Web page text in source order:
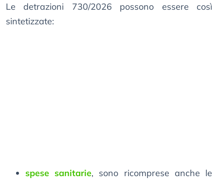
Le detrazioni 730/2026 possono essere così
sintetizzate:
spese sanitarie, sono ricomprese anche le